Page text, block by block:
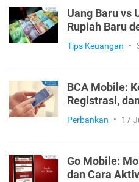
Uang Baru vs
Rupiah Baru
Tips Keuangan •
BCA Mobile:
Registrasi,
Perbankan • 17
Go Mobile:
dan Cara